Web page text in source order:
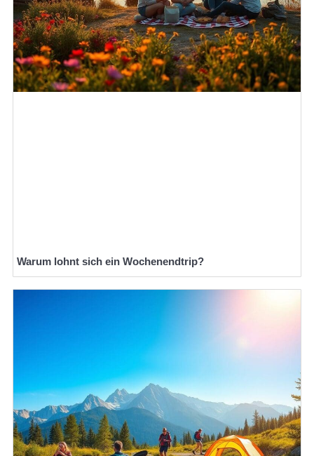
Warum lohnt sich ein Wochenendtrip?